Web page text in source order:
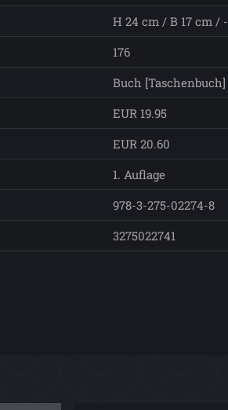
H 24 cm / B 17 cm / -
176
Buch [Taschenbuch]
EUR 19.95
EUR 20.60
1. Auflage
978-3-275-02274-8
3275022741